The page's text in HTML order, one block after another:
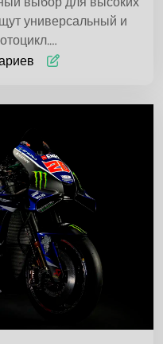
универсальный и